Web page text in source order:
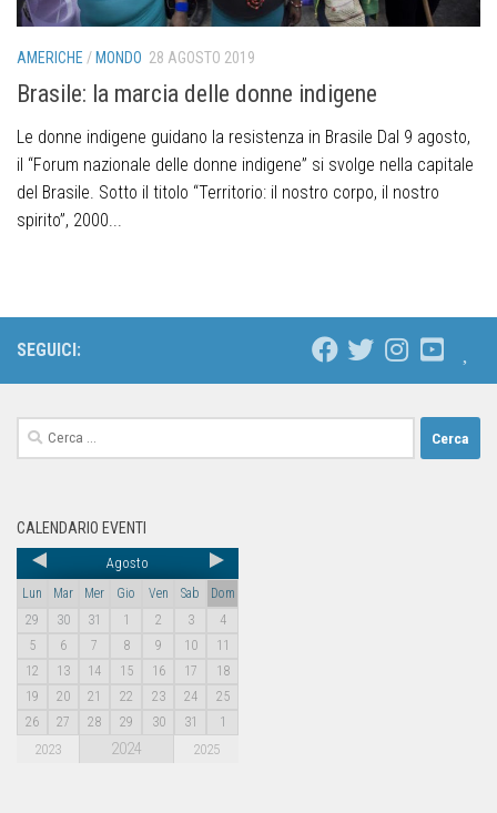
AMERICHE / MONDO 28 AGOSTO 2019
Brasile: la marcia delle donne indigene
Le donne indigene guidano la resistenza in Brasile Dal 9 agosto,
il “Forum nazionale delle donne indigene” si svolge nella capitale
del Brasile. Sotto il titolo “Territorio: il nostro corpo, il nostro
spirito”, 2000...
SEGUICI:
CALENDARIO EVENTI
Agosto
Lun Mar Mer Gio Ven Sab
Dom
29
30 31 1 2 3
4
5
6 7 8 9 10
11
12
13 14 15 16 17
18
19
20 21 22 23 24
25
26
27 28 29 30 31 1
2023 2024 2025